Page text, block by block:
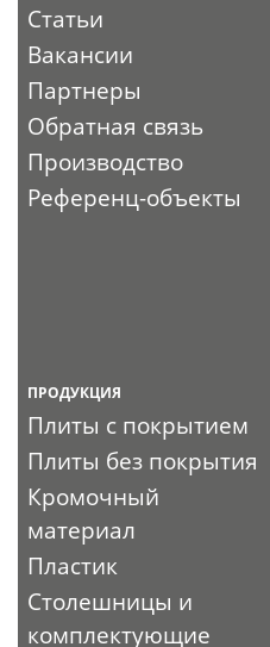
Статьи
Вакансии
Партнеры
Обратная связь
Производство
Референц-объекты
ПРОДУКЦИЯ
Плиты с покрытием
Плиты без покрытия
Кромочный
материал
Пластик
Столешницы и
комплектующие